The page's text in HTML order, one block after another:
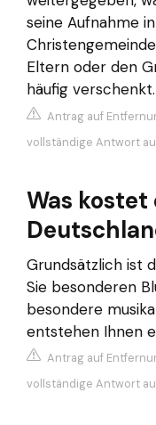
seine Aufnahme
Eltern oder den
häufig verschenkt.
Antrag auf
vollständige Antwort
Was kostet
Grundsätzlich ist
Sie besonderen
besondere
entstehen Ihnen
Antrag auf
vollständige Antwort